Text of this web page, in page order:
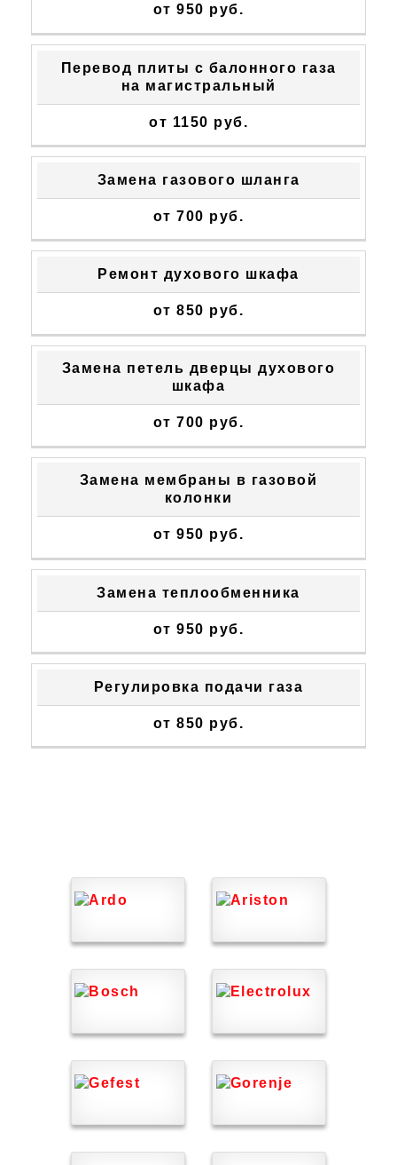
от 950 руб.
Перевод плиты с балонного газа
на магистральный
от 1150 руб.
Замена газового шланга
от 700 руб.
Ремонт духового шкафа
от 850 руб.
Замена петель дверцы духового
шкафа
от 700 руб.
Замена мембраны в газовой
колонки
от 950 руб.
Замена теплообменника
от 950 руб.
Регулировка подачи газа
от 850 руб.